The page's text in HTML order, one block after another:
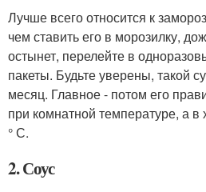
Лучше всего относится к
чем ставить его в морозилку,
остынет, перелейте в
пакеты. Будьте уверены, такой
месяц. Главное - потом его
при комнатной температуре, а
° С.
2. Соус